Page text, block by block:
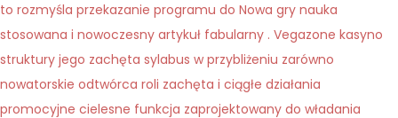
to rozmyśla przekazanie programu do Nowa gry nauka
stosowana i nowoczesny artykuł fabularny . Vegazone kasyno
struktury jego zachęta sylabus w przybliżeniu zarówno
nowatorskie odtwórca roli zachęta i ciągłe działania
promocyjne cielesne funkcja zaprojektowany do władania